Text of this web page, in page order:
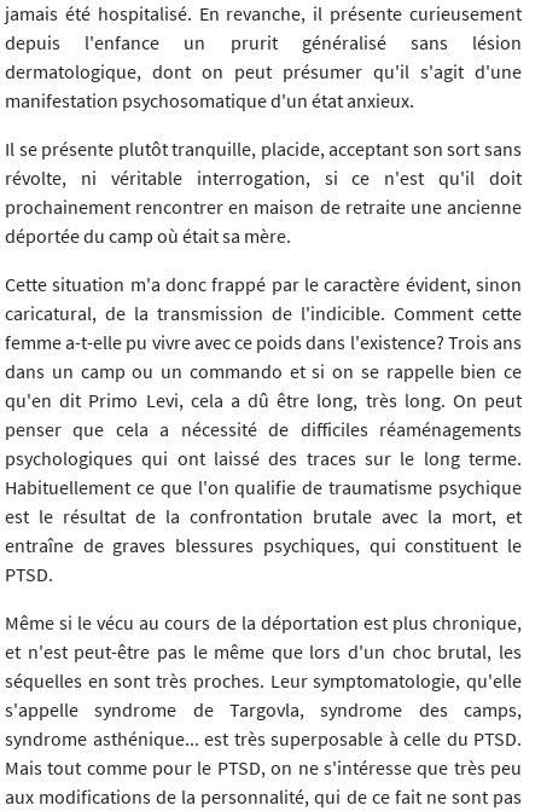
jamais été hospitalisé. En revanche, il présente curieusement
depuis l'enfance un prurit généralisé sans lésion
dermatologique, dont on peut présumer qu'il s'agit d'une
manifestation psychosomatique d'un état anxieux.
Il se présente plutôt tranquille, placide, acceptant son sort sans
révolte, ni véritable interrogation, si ce n'est qu'il doit
prochainement rencontrer en maison de retraite une ancienne
déportée du camp où était sa mère.
Cette situation m'a donc frappé par le caractère évident, sinon
caricatural, de la transmission de l'indicible. Comment cette
femme a-t-elle pu vivre avec ce poids dans l'existence? Trois ans
dans un camp ou un commando et si on se rappelle bien ce
qu'en dit Primo Levi, cela a dû être long, très long. On peut
penser que cela a nécessité de difficiles réaménagements
psychologiques qui ont laissé des traces sur le long terme.
Habituellement ce que l'on qualifie de traumatisme psychique
est le résultat de la confrontation brutale avec la mort, et
entraîne de graves blessures psychiques, qui constituent le
PTSD.
Même si le vécu au cours de la déportation est plus chronique,
et n'est peut-être pas le même que lors d'un choc brutal, les
séquelles en sont très proches. Leur symptomatologie, qu'elle
s'appelle syndrome de Targovla, syndrome des camps,
syndrome asthénique... est très superposable à celle du PTSD.
Mais tout comme pour le PTSD, on ne s'intéresse que très peu
aux modifications de la personnalité, qui de ce fait ne sont pas